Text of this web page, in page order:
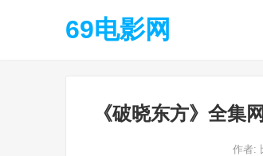
69电影网
《破晓东方》全集
作者: